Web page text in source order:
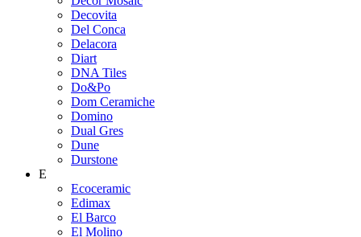
Decovita
Del Conca
Delacora
Diart
DNA Tiles
Do&Po
Dom Ceramiche
Domino
Dual Gres
Dune
Durstone
E
Ecoceramic
Edimax
El Barco
El Molino